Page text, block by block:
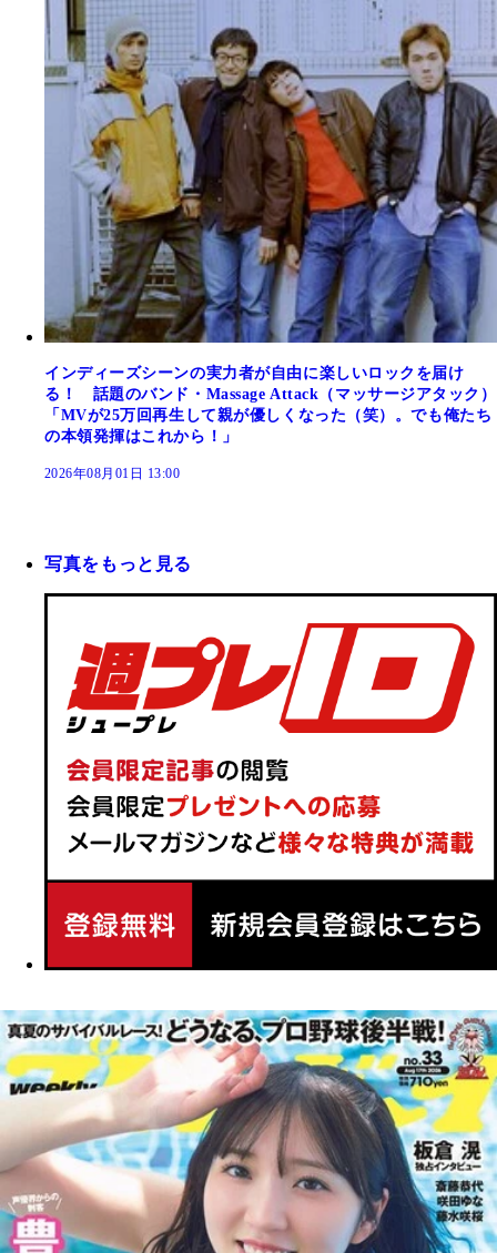
インディーズシーンの実力者が自由に楽しいロックを届け
る！ 話題のバンド・Massage Attack（マッサージアタック）
「MVが25万回再生して親が優しくなった（笑）。でも俺たち
の本領発揮はこれから！」
2026年08月01日 13:00
写真をもっと見る